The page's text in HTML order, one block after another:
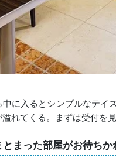
中に入るとシンプルなテイ
れてくる。まずは受付を
とまった部屋がお待ちか